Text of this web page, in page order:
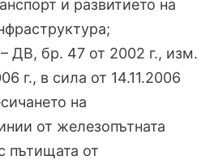
и развитието на
ДВ, бр. 47 от 2002 г., изм.
г., в сила от 14.11.2006
на
от железопътната
пътищата от